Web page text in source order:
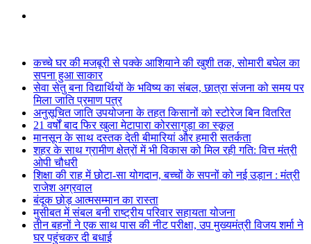
कच्चे घर की मजबूरी से पक्के आशियाने की खुशी तक, सोमारी बघेल का
सपना हुआ साकार
सेवा सेतु बना विद्यार्थियों के भविष्य का संबल, छात्रा संजना को समय पर
मिला जाति प्रमाण पत्र
अनुसूचित जाति उपयोजना के तहत किसानों को स्टोरेज बिन वितरित
21 वर्षों बाद फिर खुला मेटापारा कोरसागुड़ा का स्कूल
मानसून के साथ दस्तक देती बीमारियां और हमारी सतर्कता
शहर के साथ ग्रामीण क्षेत्रों में भी विकास को मिल रही गति: वित्त मंत्री
ओपी चौधरी
शिक्षा की राह में छोटा-सा योगदान, बच्चों के सपनों को नई उड़ान : मंत्री
राजेश अग्रवाल
बंदूक छोड़ आत्मसम्मान का रास्ता
मुसीबत में संबल बनी राष्ट्रीय परिवार सहायता योजना
तीन बहनों ने एक साथ पास की नीट परीक्षा, उप मुख्यमंत्री विजय शर्मा ने
घर पहुंचकर दी बधाई